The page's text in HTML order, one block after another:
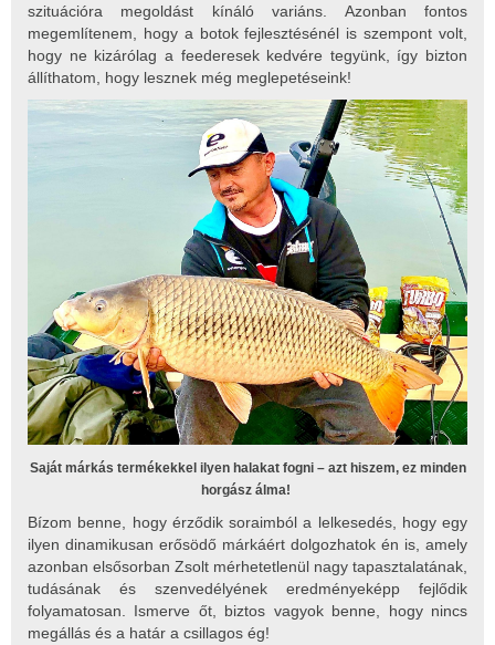
szituációra megoldást kínáló variáns. Azonban fontos
megemlítenem, hogy a botok fejlesztésénél is szempont volt,
hogy ne kizárólag a feederesek kedvére tegyünk, így bizton
állíthatom, hogy lesznek még meglepetéseink!
Saját márkás termékekkel ilyen halakat fogni – azt hiszem, ez minden
horgász álma!
Bízom benne, hogy érződik soraimból a lelkesedés, hogy egy
ilyen dinamikusan erősödő márkáért dolgozhatok én is, amely
azonban elsősorban Zsolt mérhetetlenül nagy tapasztalatának,
tudásának és szenvedélyének eredményeképp fejlődik
folyamatosan. Ismerve őt, biztos vagyok benne, hogy nincs
megállás és a határ a csillagos ég!